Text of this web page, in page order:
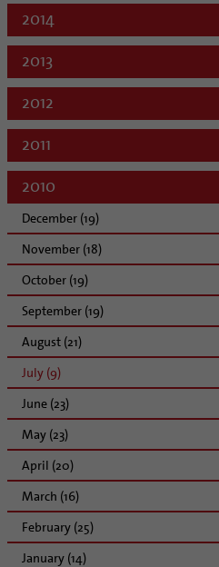
2014
2013
2012
2011
2010
December (19)
November (18)
October (19)
September (19)
August (21)
July (9)
June (23)
May (23)
April (20)
March (16)
February (25)
January (14)